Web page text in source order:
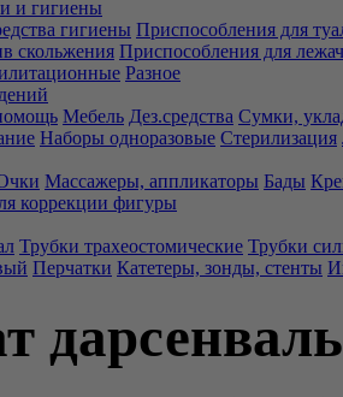
и гигиены
гигиены Приспособления для
скольжения Приспособления для
Разное
Мебель Дез.средства Сумки,
Наборы одноразовые Стерилизация
Массажеры, аппликаторы Бады
коррекции фигуры
Трубки трахеостомические Трубки
Перчатки Катетеры, зонды, стенты